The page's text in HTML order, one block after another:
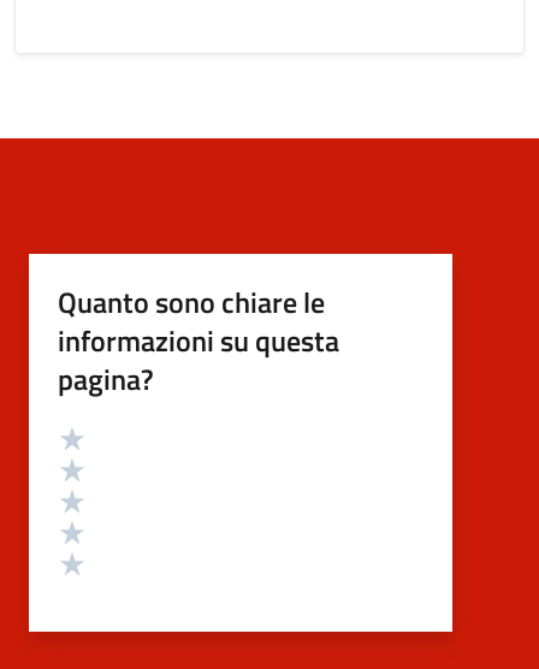
Quanto sono chiare le
informazioni su questa
pagina?
Valutazione